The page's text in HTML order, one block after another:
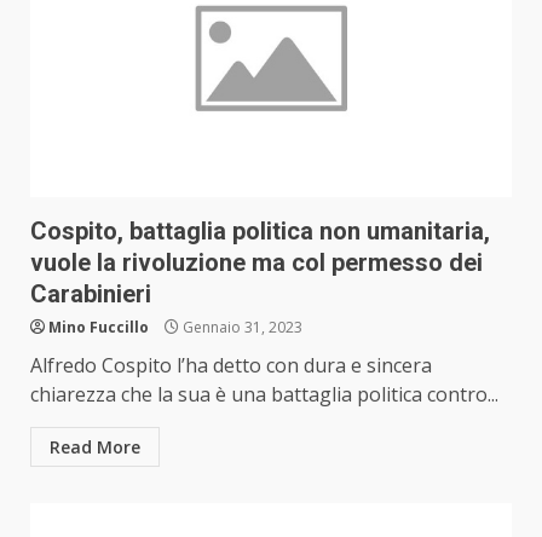
Cospito, battaglia politica non umanitaria,
vuole la rivoluzione ma col permesso dei
Carabinieri
Mino Fuccillo Gennaio 31, 2023
Alfredo Cospito l’ha detto con dura e sincera
chiarezza che la sua è una battaglia politica contro...
Read More